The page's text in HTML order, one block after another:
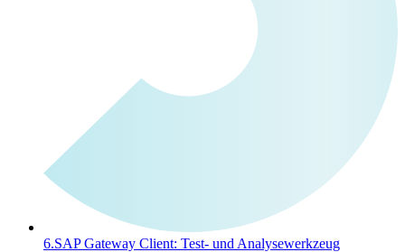
6.SAP Gateway Client: Test- und Analysewerkzeug